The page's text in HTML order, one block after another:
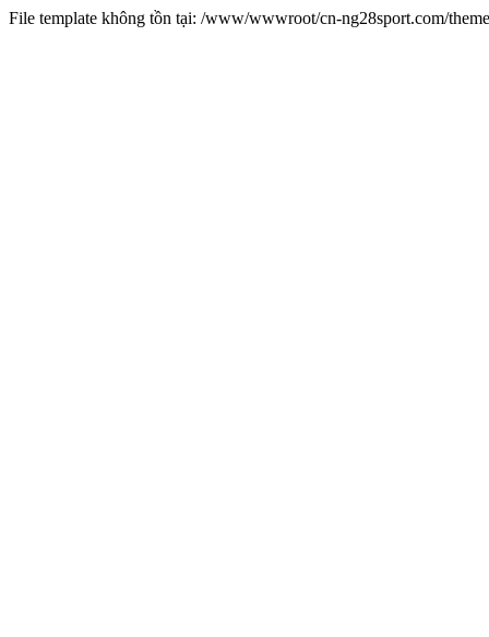
File template không tồn tại: /www/wwwroot/cn-ng28sport.com/